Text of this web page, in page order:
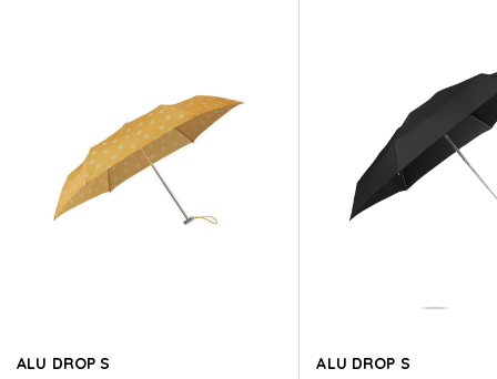
RAIN PRO
RAIN PRO
RAIN PRO
ALU DROP S
ALU DROP S